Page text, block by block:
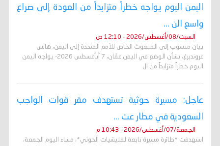
اليمن اليوم يواجه خطراً متزايداً من العودة إلى صراع
واسع الن ...
السبت/08/أغسطس/2026 - 12:10 ص
بيان منسوب إلى المبعوث الخاص للأمم المتحدة إلى اليمن، هانس
غروندبرغ، بشأن الوضع في اليمن عمّان، 7 آبأغسطس 2026- يواجه اليمن
اليوم خطراً متزايداً من ال
عاجل: مسيرة حوثية تستهدف مقر قوات الواجب
السعودية في مطار عت ...
الجمعة/07/أغسطس/2026 - 10:43 م
استهدفت *طائرة مسيرة تابعة لمليشيات الحوثي*، مساء اليوم الجمعة،